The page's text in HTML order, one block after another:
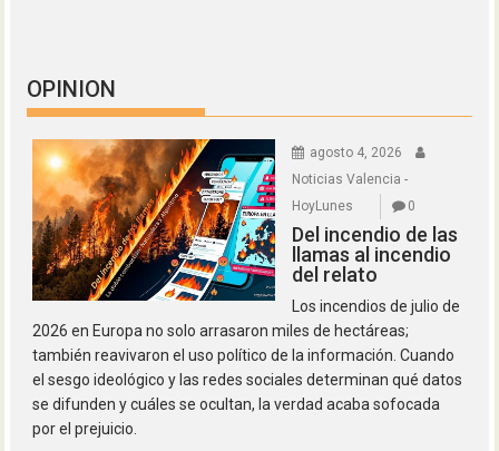
OPINION
agosto 4, 2026
Noticias Valencia -
HoyLunes
0
Del incendio de las
llamas al incendio
del relato
Los incendios de julio de
2026 en Europa no solo arrasaron miles de hectáreas;
también reavivaron el uso político de la información. Cuando
el sesgo ideológico y las redes sociales determinan qué datos
se difunden y cuáles se ocultan, la verdad acaba sofocada
por el prejuicio.